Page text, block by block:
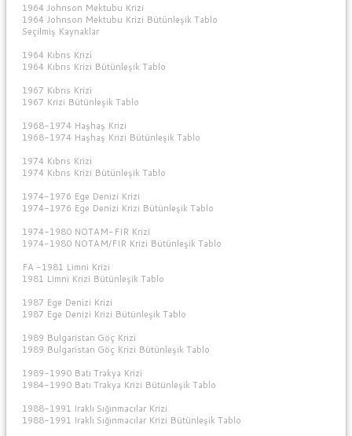
1964 Johnson Mektubu Krizi
1964 Johnson Mektubu Krizi Bütünleşik Tablo
Seçilmiş Kaynaklar
1964 Kıbrıs Krizi
1964 Kıbrıs Krizi Bütünleşik Tablo
1967 Kıbrıs Krizi
1967 Krizi Bütünleşik Tablo
1968-1974 Haşhaş Krizi
1968-1974 Haşhaş Krizi Bütünleşik Tablo
1974 Kıbrıs Krizi
1974 Kıbrıs Krizi Bütünleşik Tablo
1974-1976 Ege Denizi Krizi
1974-1976 Ege Denizi Krizi Bütünleşik Tablo
1974-1980 NOTAM-FIR Krizi
1974-1980 NOTAM/FIR Krizi Bütünleşik Tablo
FA -1981 Limni Krizi
1981 Limni Krizi Bütünleşik Tablo
1987 Ege Denizi Krizi
1987 Ege Denizi Krizi Bütünleşik Tablo
1989 Bulgaristan Göç Krizi
1989 Bulgaristan Göç Krizi Bütünleşik Tablo
1989-1990 Batı Trakya Krizi
1984-1990 Batı Trakya Krizi Bütünleşik Tablo
1988-1991 Iraklı Sığınmacılar Krizi
1988-1991 Iraklı Sığınmacılar Krizi Bütünleşik Tablo